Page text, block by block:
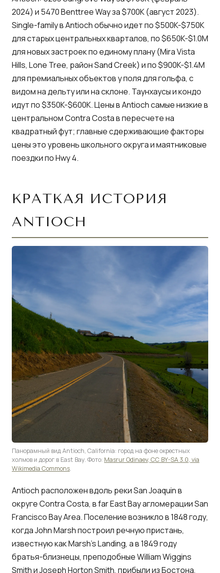
2024) и 5470 Benttree Way за $700K (август 2023).
Single-family в Antioch обычно идет по $500K-$750K
для старых центральных кварталов, по $650K-$1.0M
для новых застроек по единому плану (Mira Vista
Hills, Lone Tree, район Sand Creek) и по $900K-$1.4M
для премиальных объектов у поля для гольфа, с
видом на дельту или на склоне. Таунхаусы и кондо
идут по $350K-$600K. Цены в Antioch самые низкие в
центральном Contra Costa в пересчете на
квадратный фут; главные сдерживающие факторы
цены это уровень школьного округа и маятниковые
поездки по Hwy 4.
КРАТКАЯ ИСТОРИЯ
ANTIOCH
Панорамный вид Antioch, California: город на фоне окрестных
холмов и дорог в East Bay. Фото: Masrur Odinaev, CC BY-SA 3.0, via
Wikimedia Commons.
Antioch расположен вдоль реки San Joaquin в
округе Contra Costa, в far East Bay агломерацииSan
FranciscoBay Area. Поселение возникло в 1848 году,
когда John Marsh построил речную пристань,
известную как Marsh's Landing, а в 1849 году
братья-близнецы, преподобные William Wiggins
Smith и Joseph Horton Smith, прибыли из Бостона,